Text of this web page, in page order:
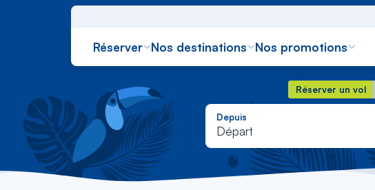
Réserver Nos destinations Nos promotions
Réserver un vol
Réserver un vol
Depuis
Départ